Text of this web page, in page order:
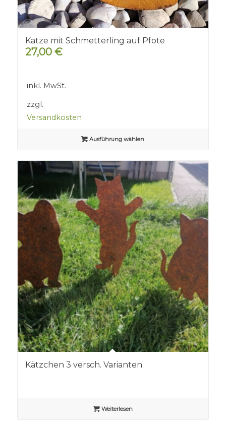
Katze mit Schmetterling auf Pfote
27,00 €
inkl. MwSt.
zzgl.
Versandkosten
Ausführung wählen
Kätzchen 3 versch. Varianten
Weiterlesen